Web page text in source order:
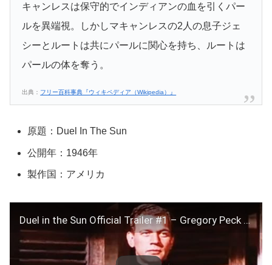
キャンレスは保守的でインディアンの血を引くパー
ルを異端視。しかしマキャンレスの2人の息子ジェ
シーとルートは共にパールに関心を持ち、ルートは
パールの体を奪う。
出典： フリー百科事典『ウィキペディア（Wikipedia）』
原題：Duel In The Sun
公開年：1946年
製作国：アメリカ
Duel in the Sun Official Trailer #1 – Gregory Peck Movie (1946) HD